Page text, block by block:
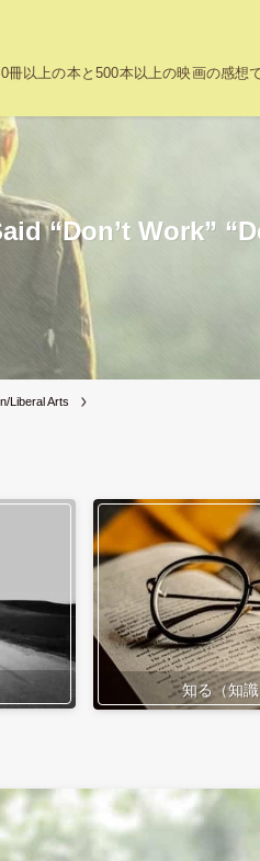
以上の本と500本以上の映画の感想
“Don’t Work”
Liberal Arts
知る（知